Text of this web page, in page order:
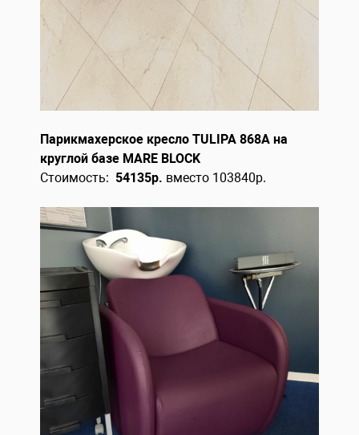
Парикмахерское кресло TULIPA 868A на
круглой базе MARE BLOCK
Стоимость: 54135р. вместо 103840р.